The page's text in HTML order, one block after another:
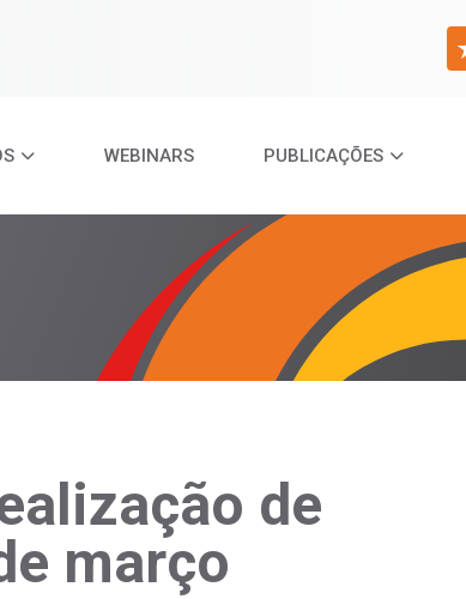
WEBINARS PUBLICAÇÕES
de
março